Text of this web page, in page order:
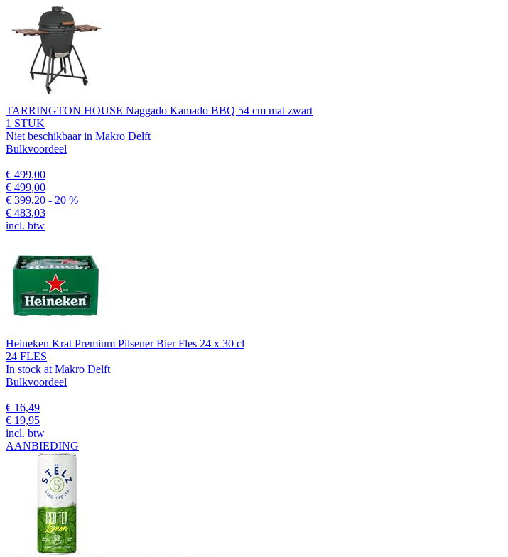
TARRINGTON HOUSE Naggado Kamado BBQ 54 cm mat zwart
1 STUK
Niet beschikbaar in Makro Delft
Bulkvoordeel
€ 499,00
€ 499,00
€ 399,20 - 20 %
€ 483,03
incl. btw
Heineken Krat Premium Pilsener Bier Fles 24 x 30 cl
24 FLES
In stock at Makro Delft
Bulkvoordeel
€ 16,49
€ 19,95
incl. btw
AANBIEDING